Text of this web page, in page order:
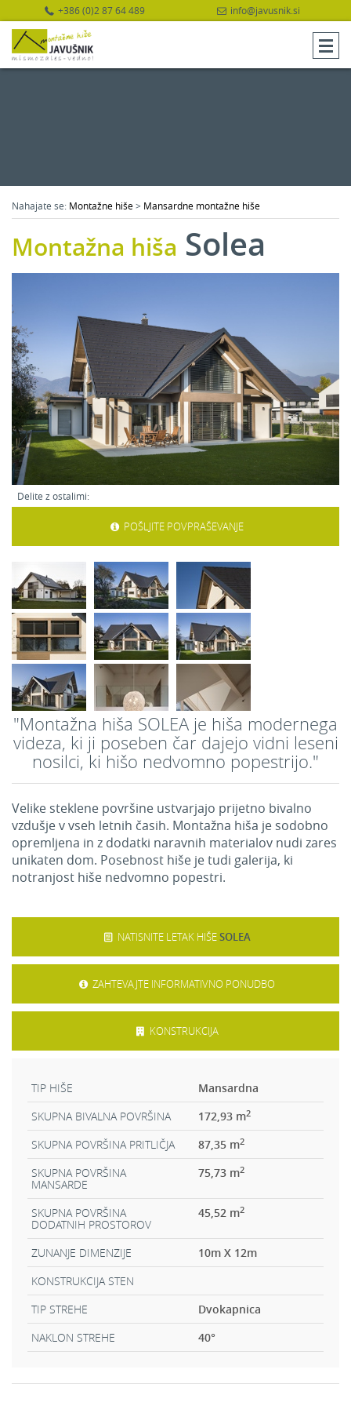
+386 (0)2 87 64 489 info@javusnik.si
Nahajate se: Montažne hiše> Mansardne montažne hiše
Montažna hiša Solea
Delite z ostalimi:
POŠLJITE POVPRAŠEVANJE
"Montažna hiša SOLEA je hiša modernega
videza, ki ji poseben čar dajejo vidni leseni
nosilci, ki hišo nedvomno popestrijo."
Velike steklene površine ustvarjajo prijetno bivalno
vzdušje v vseh letnih časih. Montažna hiša je sodobno
opremljena in z dodatki naravnih materialov nudi zares
unikaten dom. Posebnost hiše je tudi galerija, ki
notranjost hiše nedvomno popestri.
NATISNITE LETAK HIŠESOLEA
ZAHTEVAJTE INFORMATIVNO PONUDBO
KONSTRUKCIJA
TIP HIŠE
Mansardna
SKUPNA BIVALNA POVRŠINA
172,93 m2
SKUPNA POVRŠINA PRITLIČJA 87,35 m2
SKUPNA POVRŠINA
MANSARDE
75,73 m2
SKUPNA POVRŠINA
DODATNIH PROSTOROV
45,52 m2
ZUNANJE DIMENZIJE
10m X 12m
KONSTRUKCIJA STEN
TIP STREHE
Dvokapnica
NAKLON STREHE
40°